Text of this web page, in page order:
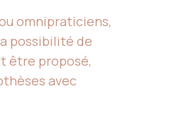
omnipraticiens,
possibilité de
être proposé,
avec